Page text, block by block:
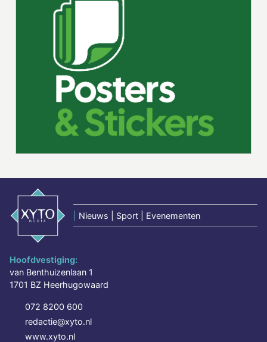
Nieuws | Sport | Evenementen
Hoofdvestiging:
van Benthuizenlaan 1
1701 BZ Heerhugowaard
072 8200 600
redactie@xyto.nl
www.xyto.nl